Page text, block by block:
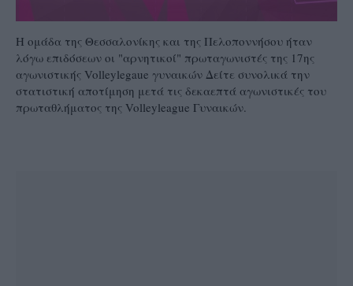
Η ομάδα της Θεσσαλονίκης και της Πελοποννήσου ήταν
λόγω επιδόσεων οι "αρνητικοί" πρωταγωνιστές της 17ης
αγωνιστικής Volleylegaue γυναικών Δείτε συνολικά την
στατιστική αποτίμηση μετά τις δεκαεπτά αγωνιστικές του
πρωταθλήματος της Volleyleague Γυναικών.